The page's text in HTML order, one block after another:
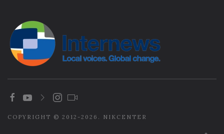
COPYRIGHT © 2012-2026. NIKCENTER